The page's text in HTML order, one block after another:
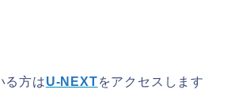
る方はU-NEXTをアクセスします